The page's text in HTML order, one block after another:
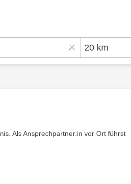
Als Ansprechpartner:in vor Ort führst